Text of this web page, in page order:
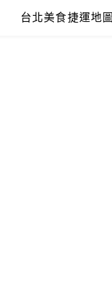
台北美食捷運地圖